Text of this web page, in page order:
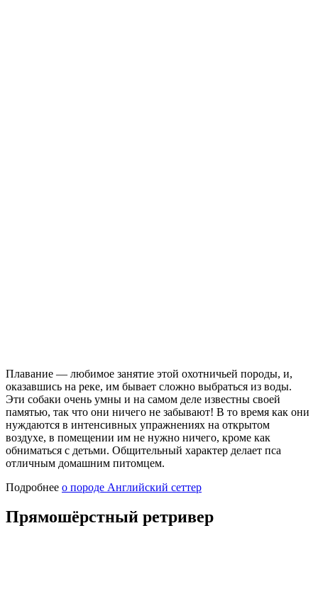
Плавание — любимое занятие этой охотничьей породы, и,
оказавшись на реке, им бывает сложно выбраться из воды.
Эти собаки очень умны и на самом деле известны своей
памятью, так что они ничего не забывают! В то время как они
нуждаются в интенсивных упражнениях на открытом
воздухе, в помещении им не нужно ничего, кроме как
обниматься с детьми. Общительный характер делает пса
отличным домашним питомцем.
Подробнее о породе Английский сеттер
Прямошёрстный ретривер